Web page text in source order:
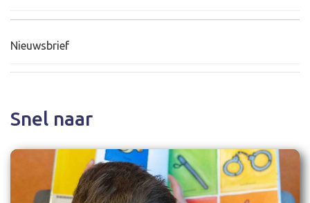
Nieuwsbrief
Snel naar